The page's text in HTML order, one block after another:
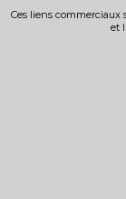
Ces liens
et